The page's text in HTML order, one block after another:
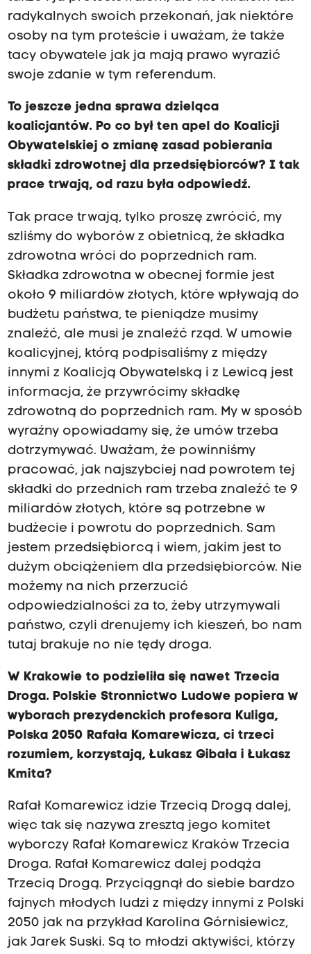
radykalnych swoich przekonań, jak niektóre
osoby na tym proteście i uważam, że także
tacy obywatele jak ja mają prawo wyrazić
swoje zdanie w tym referendum.
To jeszcze jedna sprawa dzieląca
koalicjantów. Po co był ten apel do Koalicji
Obywatelskiej o zmianę zasad pobierania
składki zdrowotnej dla przedsiębiorców? I tak
prace trwają, od razu była odpowiedź.
Tak prace trwają, tylko proszę zwrócić, my
szliśmy do wyborów z obietnicą, że składka
zdrowotna wróci do poprzednich ram.
Składka zdrowotna w obecnej formie jest
około 9 miliardów złotych, które wpływają do
budżetu państwa, te pieniądze musimy
znaleźć, ale musi je znaleźć rząd. W umowie
koalicyjnej, którą podpisaliśmy z między
innymi z Koalicją Obywatelską i z Lewicą jest
informacja, że przywrócimy składkę
zdrowotną do poprzednich ram. My w sposób
wyraźny opowiadamy się, że umów trzeba
dotrzymywać. Uważam, że powinniśmy
pracować, jak najszybciej nad powrotem tej
składki do przednich ram trzeba znaleźć te 9
miliardów złotych, które są potrzebne w
budżecie i powrotu do poprzednich. Sam
jestem przedsiębiorcą i wiem, jakim jest to
dużym obciążeniem dla przedsiębiorców. Nie
możemy na nich przerzucić
odpowiedzialności za to, żeby utrzymywali
państwo, czyli drenujemy ich kieszeń, bo nam
tutaj brakuje no nie tędy droga.
W Krakowie to podzieliła się nawet Trzecia
Droga. Polskie Stronnictwo Ludowe popiera w
wyborach prezydenckich profesora Kuliga,
Polska 2050 Rafała Komarewicza, ci trzeci
rozumiem, korzystają, Łukasz Gibała i Łukasz
Kmita?
Rafał Komarewicz idzie Trzecią Drogą dalej,
więc tak się nazywa zresztą jego komitet
wyborczy Rafał Komarewicz Kraków Trzecia
Droga. Rafał Komarewicz dalej podąża
Trzecią Drogą. Przyciągnął do siebie bardzo
fajnych młodych ludzi z między innymi z Polski
2050 jak na przykład Karolina Górnisiewicz,
jak Jarek Suski. Są to młodzi aktywiści, którzy